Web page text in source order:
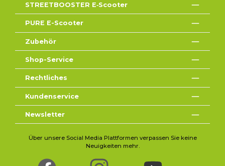
STREETBOOSTER E‑Scooter
PURE E-Scooter
Zubehör
Shop-Service
Rechtliches
Kundenservice
Newsletter
Über unsere Social Media Plattformen verpassen Sie keine
Neuigkeiten mehr.